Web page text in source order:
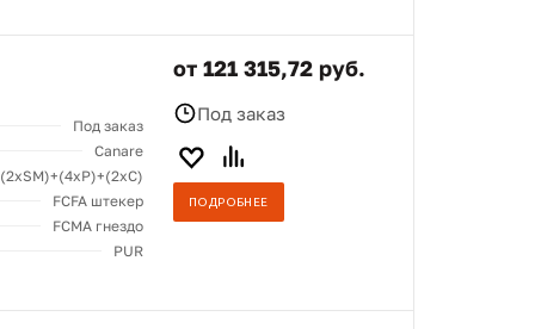
Под заказ
Canare
(2хSM)+(4xP)+(2xC)
FCFA штекер
FCMA гнездо
PUR
от 121 315,72 руб.
Под заказ
ПОДРОБНЕЕ